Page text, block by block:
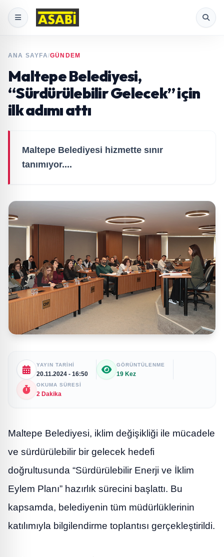
ANA SAYFA/GÜNDEM
Maltepe Belediyesi,
“Sürdürülebilir Gelecek” için
ilk adımı attı
Maltepe Belediyesi hizmette sınır
tanımıyor....
YAYIN TARIHI
20.11.2024 - 16:50
GÖRÜNTÜLENME
19 Kez
OKUMA SÜRESI
2 Dakika
Maltepe Belediyesi, iklim değişikliği ile mücadele
ve sürdürülebilir bir gelecek hedefi
doğrultusunda “Sürdürülebilir Enerji ve İklim
Eylem Planı” hazırlık sürecini başlattı. Bu
kapsamda, belediyenin tüm müdürlüklerinin
katılımıyla bilgilendirme toplantısı gerçekleştirildi.